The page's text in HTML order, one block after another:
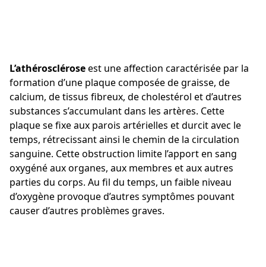
L’athéroscléroseest une affection caractérisée par la
formation d’une plaque composée de graisse, de
calcium, de tissus fibreux, de cholestérol et d’autres
substances s’accumulant dans les artères. Cette
plaque se fixe aux parois artérielles et durcit avec le
temps, rétrecissant ainsi le chemin de la circulation
sanguine. Cette obstruction limite l’apport en sang
oxygéné aux organes, aux membres et aux autres
parties du corps. Au fil du temps, un faible niveau
d’oxygène provoque d’autres symptômes pouvant
causer d’autres problèmes graves.